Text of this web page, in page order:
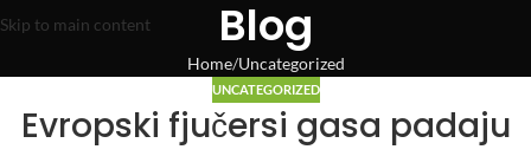
Skip to main content Blog
Home Uncategorized
UNCATEGORIZED
Evropski fjučersi gasa padaju